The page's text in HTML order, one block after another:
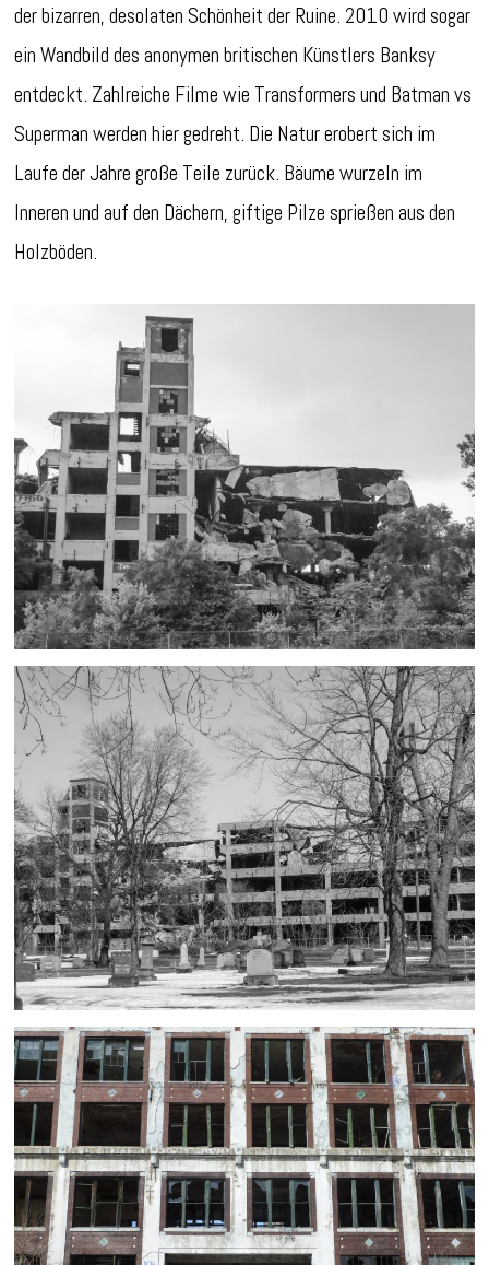
der bizarren, desolaten Schönheit der Ruine. 2010 wird sogar
ein Wandbild des anonymen britischen Künstlers Banksy
entdeckt. Zahlreiche Filme wie Transformers und Batman vs
Superman werden hier gedreht. Die Natur erobert sich im
Laufe der Jahre große Teile zurück. Bäume wurzeln im
Inneren und auf den Dächern, giftige Pilze sprießen aus den
Holzböden.